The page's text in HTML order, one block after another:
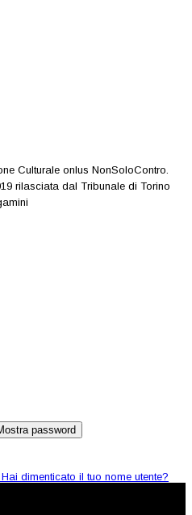
Culturale onlus NonSoloContro.
rilasciata dal Tribunale di Torino
password
Hai dimenticato il tuo nome utente?